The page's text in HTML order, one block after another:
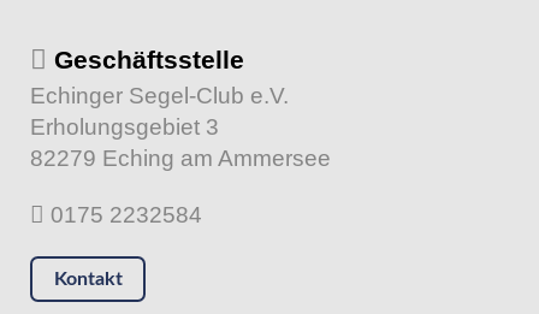
Geschäftsstelle
Echinger Segel-Club e.V.
Erholungsgebiet 3
82279 Eching am Ammersee
0175 2232584
Kontakt